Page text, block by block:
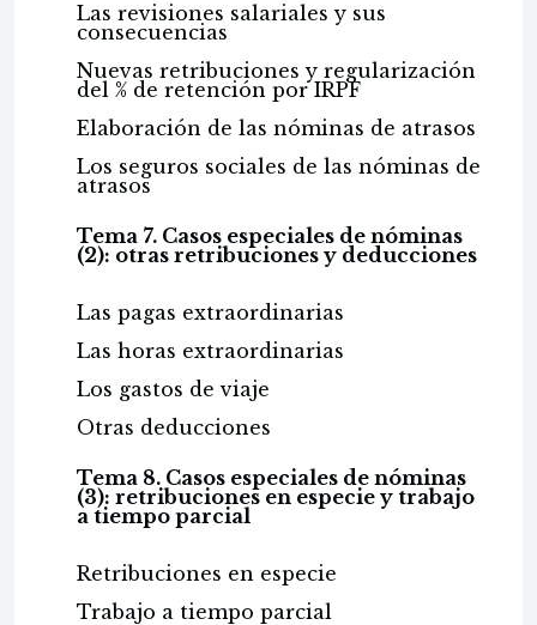
Las revisiones salariales y sus
consecuencias
Nuevas retribuciones y regularización
del % de retención por IRPF
Elaboración de las nóminas de atrasos
Los seguros sociales de las nóminas de
atrasos
Tema 7. Casos especiales de nóminas
(2): otras retribuciones y deducciones
Las pagas extraordinarias
Las horas extraordinarias
Los gastos de viaje
Otras deducciones
Tema 8. Casos especiales de nóminas
(3): retribuciones en especie y trabajo
a tiempo parcial
Retribuciones en especie
Trabajo a tiempo parcial